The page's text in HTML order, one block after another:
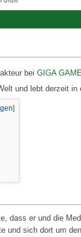
bei GIGA
und lebt derzeit in
dass er und die
und sich dort um